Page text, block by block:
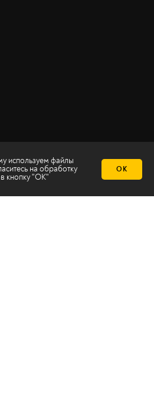
используем файлы
на обработку
кнопку "ОК"
ОК